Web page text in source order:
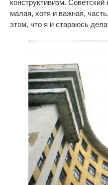
конструктивизм.
малая, хотя и важная,
этом, что я и стараюсь